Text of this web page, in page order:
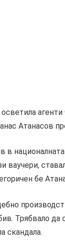
агенти
Атанасов
ваучери,
бе
Трябвало
скандала.